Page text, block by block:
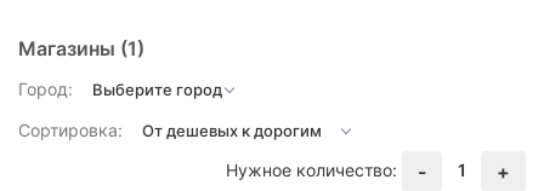
Магазины (1)
Город:
Сортировка:
Нужное количество:
- 1 +